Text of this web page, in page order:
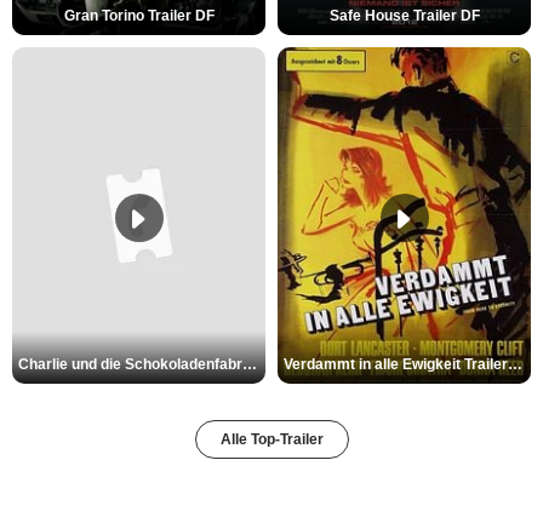
Gran Torino Trailer DF Safe House Trailer DF
Charlie und die Schokoladenfabrik Trailer OV Verdammt in alle Ewigkeit Trailer OV
Alle Top-Trailer